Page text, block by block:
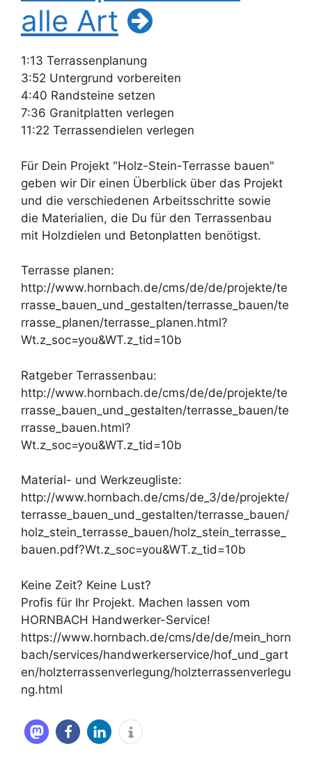
alle Art
1:13 Terrassenplanung
3:52 Untergrund vorbereiten
4:40 Randsteine setzen
7:36 Granitplatten verlegen
11:22 Terrassendielen verlegen
Für Dein Projekt "Holz-Stein-Terrasse bauen"
geben wir Dir einen Überblick über das Projekt
und die verschiedenen Arbeitsschritte sowie
die Materialien, die Du für den Terrassenbau
mit Holzdielen und Betonplatten benötigst.
Terrasse planen:
http://www.hornbach.de/cms/de/de/projekte/te
rrasse_bauen_und_gestalten/terrasse_bauen/te
rrasse_planen/terrasse_planen.html?
Wt.z_soc=you&WT.z_tid=10b
Ratgeber Terrassenbau:
http://www.hornbach.de/cms/de/de/projekte/te
rrasse_bauen_und_gestalten/terrasse_bauen/te
rrasse_bauen.html?
Wt.z_soc=you&WT.z_tid=10b
Material- und Werkzeugliste:
http://www.hornbach.de/cms/de_3/de/projekte/
terrasse_bauen_und_gestalten/terrasse_bauen/
holz_stein_terrasse_bauen/holz_stein_terrasse_
bauen.pdf?Wt.z_soc=you&WT.z_tid=10b
Keine Zeit? Keine Lust?
Profis für Ihr Projekt. Machen lassen vom
HORNBACH Handwerker-Service!
https://www.hornbach.de/cms/de/de/mein_horn
bach/services/handwerkerservice/hof_und_gart
en/holzterrassenverlegung/holzterrassenverlegu
ng.html